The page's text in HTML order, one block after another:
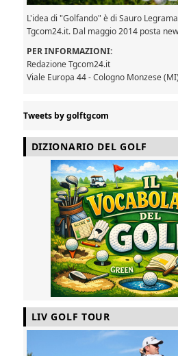
L'idea di "Golfando" è di Sauro
Tgcom24.it. Dal maggio 2014 posta
PER INFORMAZIONI:
Redazione Tgcom24.it
Viale Europa 44 - Cologno Monzese (MI)
Tweets by golftgcom
DIZIONARIO DEL GOLF
LIV GOLF TOUR